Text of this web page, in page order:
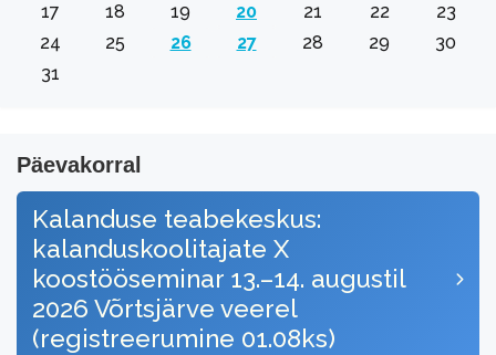
17
18 19 20 21 22
23
24
25 26 27 28 29
30
31
Päevakorral
Kalanduse teabekeskus:
kalanduskoolitajate X
koostööseminar 13.–14. augustil
2026 Võrtsjärve veerel
(registreerumine 01.08ks)